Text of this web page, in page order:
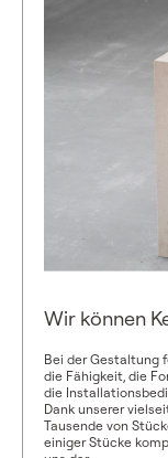
Wir können
Bei der Gestaltung
die Fähigkeit, die
die
Dank unserer
Tausende von
einiger Stücke